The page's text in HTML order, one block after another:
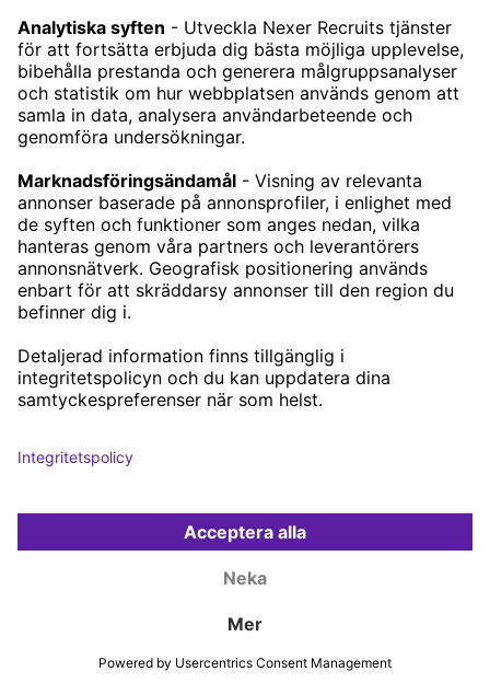
REKRYTERING ENGINEERING
KARRIÄR
LEDIGA JOBB
VÅRA KONTOR
STOCKHOLM
GÖTEBORG
MALMÖ
HELSINGBORG
COOKIE POLICY